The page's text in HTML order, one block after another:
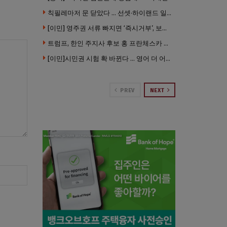
칙필레마저 문 닫았다 … 선셋·하이랜드 일대 ‘황량한 거리’로
[이민] 영주권 서류 빠지면 ‘즉시거부’, 보완기회 없다 … 이민심사 8월부터 확 바뀐다
트럼프, 한인 주지사 후보 홍 프란체스카 정조준 … “미치광이다”
[이민]시민권 시험 확 바뀐다 … 영어 더 어렵게, 민간시험 도입 추진
PREV NEXT